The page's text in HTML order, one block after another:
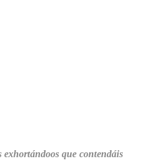
exhortándoos que contendáis